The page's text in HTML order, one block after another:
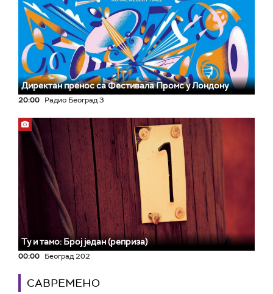
Директан пренос са Фестивала Промс у Лондону
20:00 Радио Београд 3
Ту и тамо: Број један (реприза)
00:00 Београд 202
САВРЕМЕНО